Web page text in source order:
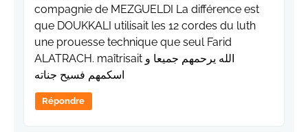
compagnie de MEZGUELDI La différence est
que DOUKKALI utilisait les 12 cordes du luth
une prouesse technique que seul Farid
ALATRACH. maîtrisait الله يرحمهم جميعا و
اسكمهم فسيح جناته
Répondre